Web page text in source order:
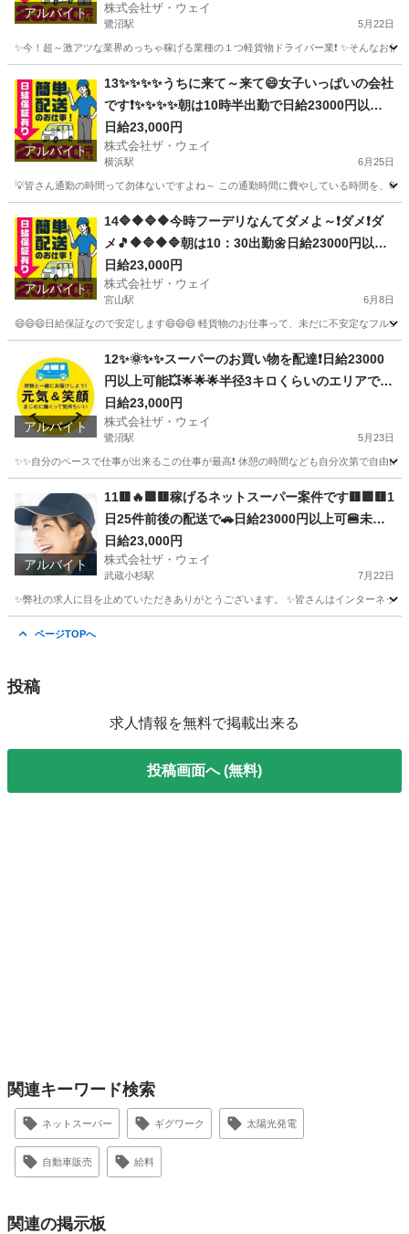
アルバイト 株式会社ザ・ウェイ
鷺沼駅 5月22日
✨今！超～激アツな業界めっちゃ稼げる業種の１つ軽貨物ドライバー業❗️ ✨そんなお
鷺沼駅 ドライバー ネットスーパー
アルバイト
13✨✨✨✨うちに来て～来て😄女子いっぱいの会社
です❗️✨✨✨✨朝は10時半出勤で日給23000円以上
も稼げます😄
日給23,000円
株式会社ザ・ウェイ
横浜駅 6月25日
💡皆さん通勤の時間って勿体ないですよね～ この通勤時間に費やしている時間を、
横浜駅 配送 ネットスーパー
アルバイト
14🔷🔶🔷🔶今時フーデリなんてダメよ～❗ダメ❗ダ
メ🎵🔶🔷🔶🔷朝は10：30出勤🌼日給23000円以上
を稼げる💯楽しく仕事したい人～大集合🎵軽貨物
ドライバー🌸🌸
日給23,000円
株式会社ザ・ウェイ
宮山駅 6月8日
😄😄😄日給保証なので安定します😄😄😄 軽貨物のお仕事って、未だに不安定なフル
宮山駅 ドライバー ギグワーク
アルバイト
12✨🌞✨✨スーパーのお買い物を配達❗️日給23000
円以上可能💥🌟🌟🌟半径3キロくらいのエリアで1
日25件前後配るだけ❗️💛
日給23,000円
株式会社ザ・ウェイ
鷺沼駅 5月23日
✨✨自分のペースで仕事が出来るこの仕事が最高❗️ 休憩の時間なども自分次第で自由
鷺沼駅 ドライバー ネットスーパー
アルバイト
11🟨🔥🟪🟨稼げるネットスーパー案件です🟨🟪🟨1
日25件前後の配送で🚗日給23000円以上可🍔未経
験者大歓迎📢📢📢
日給23,000円
株式会社ザ・ウェイ
武蔵小杉駅 7月22日
✨弊社の求人に目を止めていただきありがとうございます。 ✨皆さんはインターネッ
ページTOPへ
投稿
求人情報を無料で掲載出来る
投稿画面へ (無料)
関連キーワード検索
ネットスーパー ギグワーク 太陽光発電
自動車販売 給料
関連の掲示板